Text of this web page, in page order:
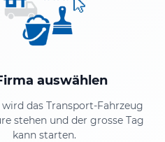
auswählen
das Transport-Fahrzeug
stehen und der grosse Tag
kann starten.